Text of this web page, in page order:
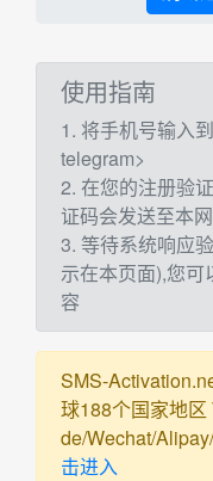
使用指南
1. 将手机号输入
telegram>
2. 在您的注册验
证码会发送至本
3. 等待系统响应
示在本页面),您
容
SMS-
球188个国家地
de/Wechat/
击进入